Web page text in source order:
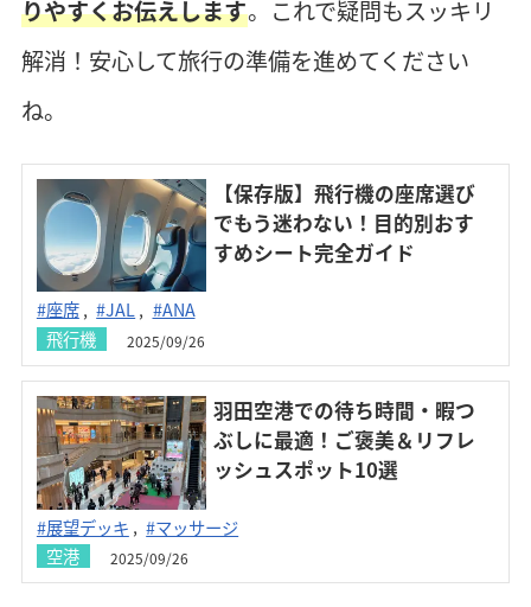
りやすくお伝えします。これで疑問もスッキリ
解消！安心して旅行の準備を進めてください
ね。
【保存版】飛行機の座席選び
でもう迷わない！目的別おす
すめシート完全ガイド
飛行機 2025/09/26
#座席 #JAL #ANA
羽田空港での待ち時間・暇つ
ぶしに最適！ご褒美＆リフレ
ッシュスポット10選
空港 2025/09/26
#展望デッキ #マッサージ